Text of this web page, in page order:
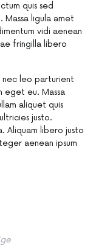
quis sed
ligula amet
vidi aenean
fringilla libero
nec leo parturient
eget eu. Massa
aliquet quis
justo.
Aliquam libero justo
aenean ipsum